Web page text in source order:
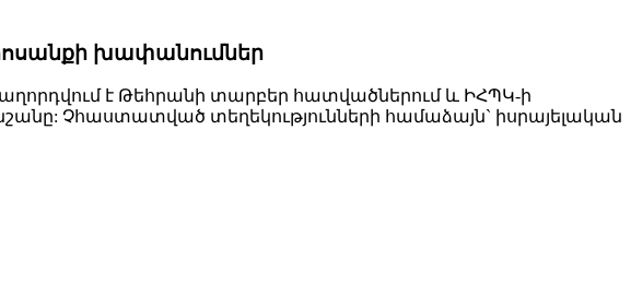
խափանումներ
է Թեհրանի տարբեր հատվածներում և ԻՀՊԿ-ի
Չհաստատված տեղեկությունների համաձայն` իսրայելական